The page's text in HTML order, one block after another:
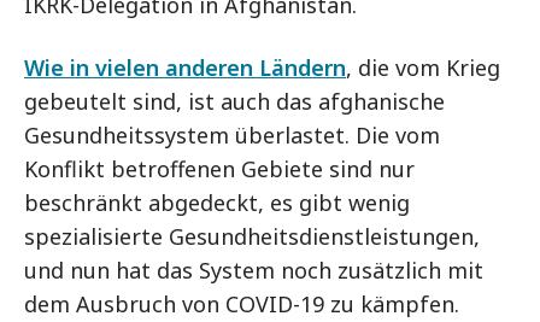
Wie in vielen anderen Ländern, die vom Krieg
gebeutelt sind, ist auch das afghanische
Gesundheitssystem überlastet. Die vom
Konflikt betroffenen Gebiete sind nur
beschränkt abgedeckt, es gibt wenig
spezialisierte Gesundheitsdienstleistungen,
und nun hat das System noch zusätzlich mit
dem Ausbruch von COVID-19 zu kämpfen.